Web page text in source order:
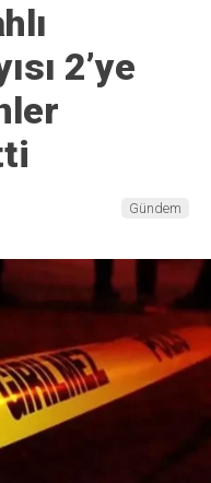
2’ye
Gündem